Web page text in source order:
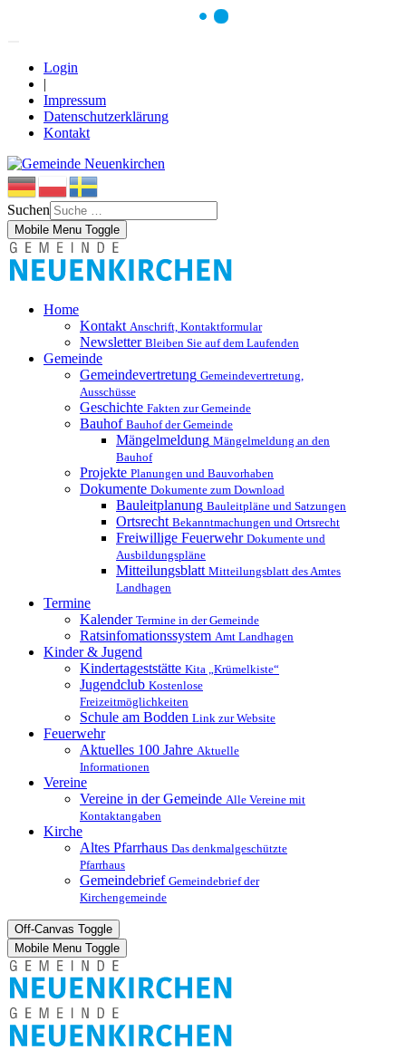
Login
|
Impressum
Datenschutzerklärung
Kontakt
Suchen
Mobile Menu Toggle
Home
Kontakt Anschrift, Kontaktformular
Newsletter Bleiben Sie auf dem Laufenden
Gemeinde
Gemeindevertretung Gemeindevertretung,
Ausschüsse
Geschichte Fakten zur Gemeinde
Bauhof Bauhof der Gemeinde
Mängelmeldung Mängelmeldung an den
Bauhof
Projekte Planungen und Bauvorhaben
Dokumente Dokumente zum Download
Bauleitplanung Bauleitpläne und Satzungen
Ortsrecht Bekanntmachungen und Ortsrecht
Freiwillige Feuerwehr Dokumente und
Ausbildungspläne
Mitteilungsblatt Mitteilungsblatt des Amtes
Landhagen
Termine
Kalender Termine in der Gemeinde
Ratsinfomationssystem Amt Landhagen
Kinder & Jugend
Kindertageststätte Kita „Krümelkiste“
Jugendclub Kostenlose
Freizeitmöglichkeiten
Schule am Bodden Link zur Website
Feuerwehr
Aktuelles 100 Jahre Aktuelle
Informationen
Vereine
Vereine in der Gemeinde Alle Vereine mit
Kontaktangaben
Kirche
Altes Pfarrhaus Das denkmalgeschützte
Pfarrhaus
Gemeindebrief Gemeindebrief der
Kirchengemeinde
Off-Canvas Toggle
Mobile Menu Toggle